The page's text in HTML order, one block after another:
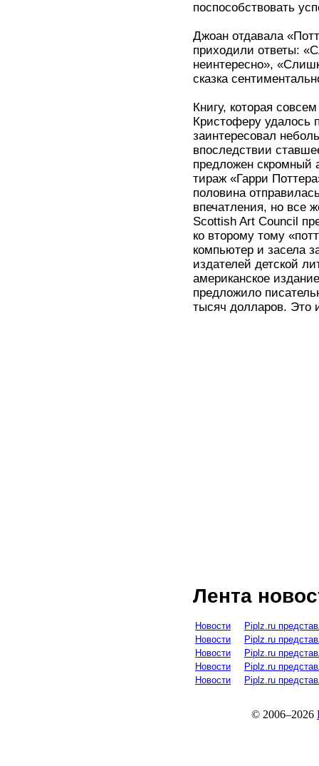
поспособствовать
Джоан отдавала
приходили ответы:
неинтересно»,
сказка
Книгу, которая
Кристоферу удалось
заинтересовал
впоследствии
предложен скромный
тираж «Гарри
половина
впечатления, но все
Scottish Art Council
ко второму тому
компьютер и засела
издателей детской
американское
предложило
тысяч долларов. Это
Лента
Новости
Piplz.ru
Новости
Piplz.ru
Новости
Piplz.ru
Новости
Piplz.ru
Новости
Piplz.ru
© 2006–2026